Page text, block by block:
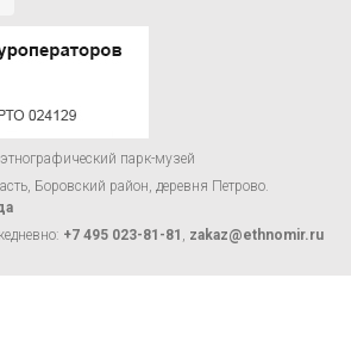
парк-музей
Боровский район, деревня Петрово.
+7 495 023-81-81 , zakaz@ethnomir.ru